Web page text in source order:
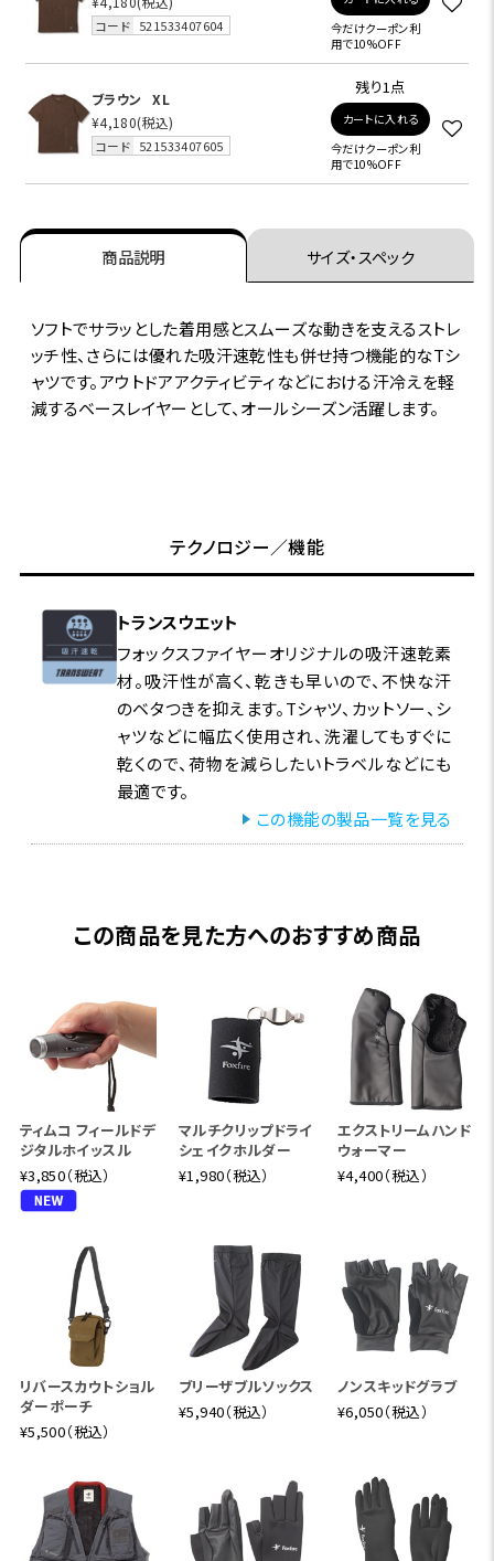
コード 521533407604
今だけクーポン利
用で10%OFF
ブラウン
XL
¥4,180(税込)
コード 521533407605
残り1点
カートに入れる
今だけクーポン利
用で10%OFF
商品説明 サイズ・スペック
ソフトでサラッとした着用感とスムーズな動きを支えるストレ
ッチ性、さらには優れた吸汗速乾性も併せ持つ機能的なTシ
ャツです。アウトドアアクティビティなどにおける汗冷えを軽
減するベースレイヤーとして、オールシーズン活躍します。
テクノロジー／機能
トランスウエット
フォックスファイヤーオリジナルの吸汗速乾素
材。吸汗性が高く、乾きも早いので、不快な汗
のベタつきを抑えます。Tシャツ、カットソー、シ
ャツなどに幅広く使用され、洗濯してもすぐに
乾くので、荷物を減らしたいトラベルなどにも
最適です。
この機能の製品一覧を見る
この商品を見た方へのおすすめ商品
ティムコ フィールドデ
ジタルホイッスル
¥3,850（税込）
マルチクリップドライ
シェイクホルダー
¥1,980（税込）
エクストリームハンド
ウォーマー
¥4,400（税込）
リバースカウトショル
ダーポーチ
¥5,500（税込）
ブリーザブルソックス
¥5,940（税込）
ノンスキッドグラブ
¥6,050（税込）